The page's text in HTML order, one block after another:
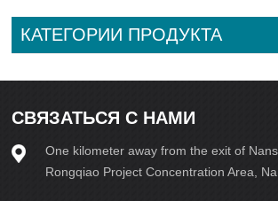
КАТЕГОРИИ ПРОДУКТА
СВЯЗАТЬСЯ С НАМИ
One kilometer away from the exit of
Rongqiao Project Concentration Area,